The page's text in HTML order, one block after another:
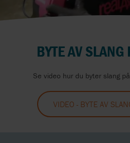
BYTE AV SLANG
Se video hur du byter slang
VIDEO - BYTE AV